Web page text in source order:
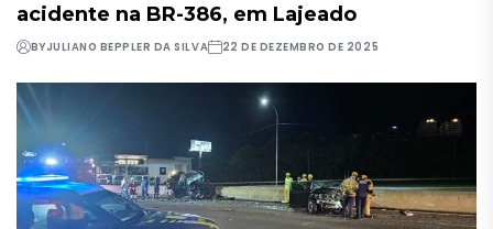
acidente na BR-386, em Lajeado
BYJULIANO BEPPLER DA SILVA 22 DE DEZEMBRO DE 2025